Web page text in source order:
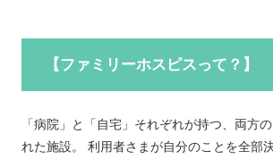
【ファミリーホスピスって？】
「病院」と「自宅」それぞれが持つ、両方
れた施設。 利用者さまが自分のことを全部